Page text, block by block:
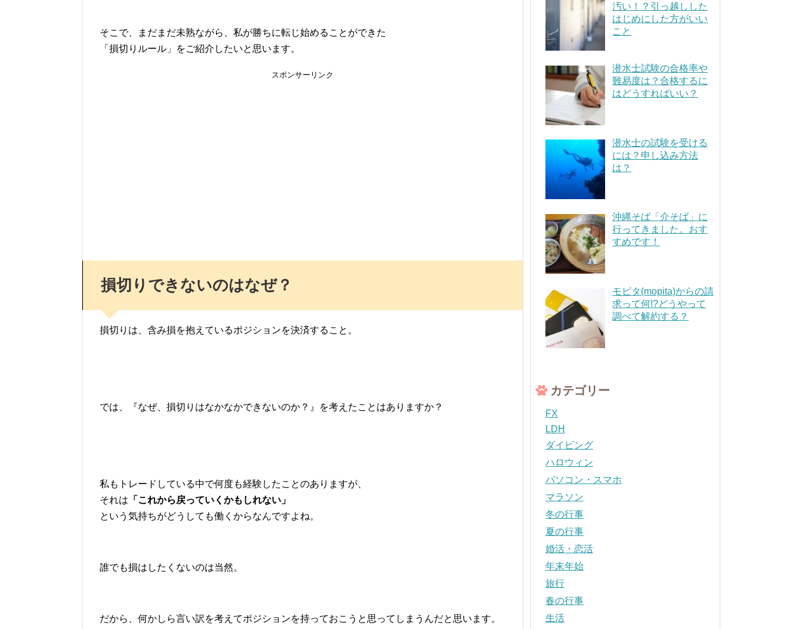
そこで、まだまだ未熟ながら、私が勝ちに転じ始めることができた
「損切りルール」をご紹介したいと思います。
スポンサーリンク
損切りできないのはなぜ？
損切りは、含み損を抱えているポジションを決済すること。
では、『なぜ、損切りはなかなかできないのか？』を考えたことはありますか？
私もトレードしている中で何度も経験したことのありますが、
それは 「これから戻っていくかもしれない」
という気持ちがどうしても働くからなんですよね。
誰でも損はしたくないのは当然。
だから、何かしら言い訳を考えてポジションを持っておこうと思ってしまうんだと思います。
汚い！？引っ越しした
はじめにした方がいい
こと
潜水士試験の合格率や
難易度は？合格するに
はどうすればいい？
潜水士の試験を受ける
には？申し込み方法
は？
沖縄そば「介そば」に
行ってきました。おす
すめです！
モピタ(mopita)からの請
求って何!?どうやって
調べて解約する？
カテゴリー
FX
LDH
ダイビング
ハロウィン
パソコン・スマホ
マラソン
冬の行事
夏の行事
婚活・恋活
年末年始
旅行
春の行事
生活